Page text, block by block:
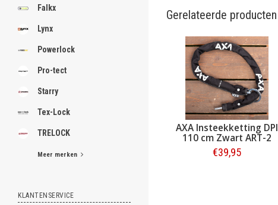
Falkx
Lynx
Powerlock
Pro-tect
Starry
Tex-Lock
TRELOCK
Meer merken
KLANTENSERVICE
Gerelateerde producten
AXA Insteekketting DPI
110 cm Zwart ART-2
€39,95